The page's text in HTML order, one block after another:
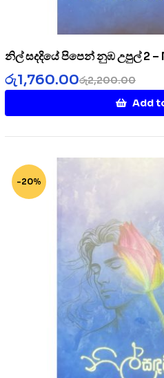
නිල් සදදියේ පිපෙන් නුඹ උපුල් 2 –
රු2,200.00
රු1,760.00
Add
-20%